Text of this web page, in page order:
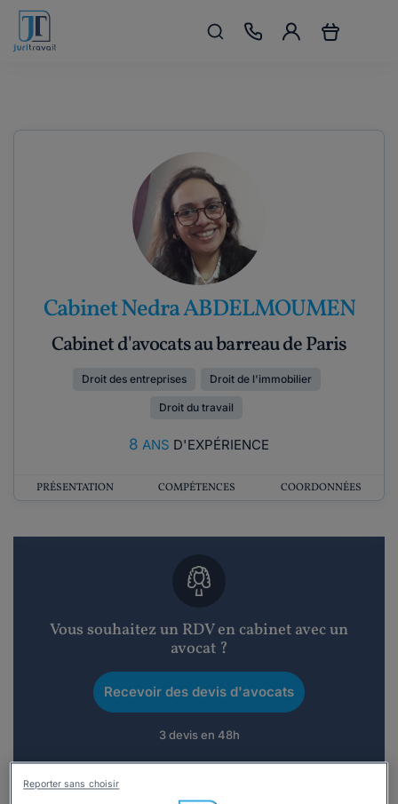
Cabinet Nedra ABDELMOUMEN
Cabinet d'avocats au barreau de Paris
Droit des entreprises Droit de l'immobilier
Droit du travail
8 ANS D'EXPÉRIENCE
PRÉSENTATION COMPÉTENCES COORDONNÉES
Vous souhaitez un RDV en cabinet avec un
avocat ?
Recevoir des devis d'avocats
3 devis en 48h
Reporter sans choisir